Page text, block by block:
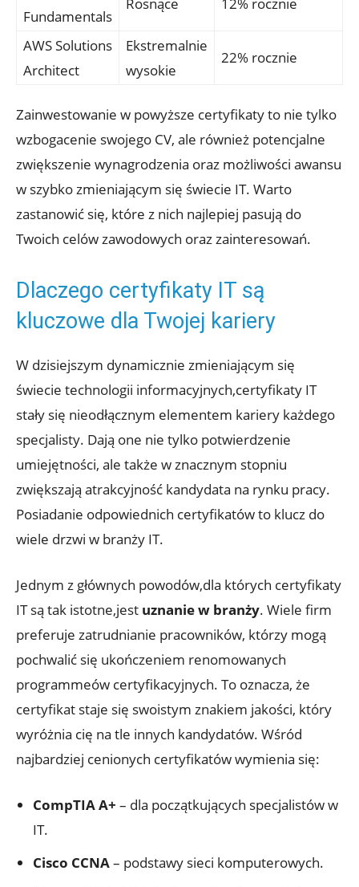
Fundamentals
AWS Solutions
Architect
Ekstremalnie
wysokie
22% rocznie
Zainwestowanie w powyższe certyfikaty to nie tylko
wzbogacenie swojego CV, ale również potencjalne
zwiększenie wynagrodzenia oraz możliwości awansu
w szybko zmieniającym się świecie IT. Warto
zastanowić się, które z nich najlepiej pasują do
Twoich celów zawodowych oraz zainteresowań.
Dlaczego certyfikaty IT są
kluczowe dla Twojej kariery
W dzisiejszym dynamicznie zmieniającym się
świecie technologii informacyjnych,certyfikaty IT
stały się nieodłącznym elementem kariery każdego
specjalisty. Dają one nie tylko potwierdzenie
umiejętności, ale także w znacznym stopniu
zwiększają atrakcyjność kandydata na rynku pracy.
Posiadanie odpowiednich certyfikatów to klucz do
wiele drzwi w branży IT.
Jednym z głównych powodów,dla których certyfikaty
IT są tak istotne,jest uznanie w branży. Wiele firm
preferuje zatrudnianie pracowników, którzy mogą
pochwalić się ukończeniem renomowanych
programmeów certyfikacyjnych. To oznacza, że
certyfikat staje się swoistym znakiem jakości, który
wyróżnia cię na tle innych kandydatów. Wśród
najbardziej cenionych certyfikatów wymienia się:
CompTIA A+ – dla początkujących specjalistów w
IT.
Cisco CCNA– podstawy sieci komputerowych.